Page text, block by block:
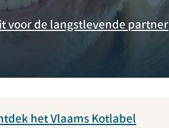
voor de langstlevende partner
het Vlaams Kotlabel